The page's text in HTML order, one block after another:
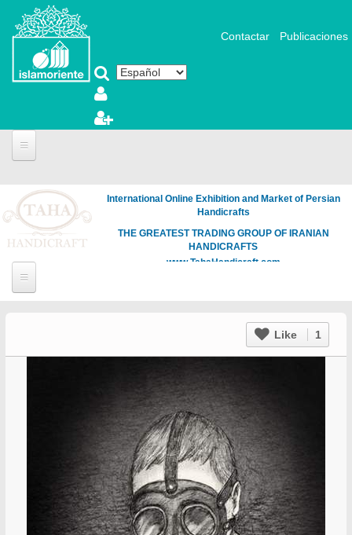
Pasar al contenido principal
Contactar Publicaciones
International Online Exhibition and Market of Persian
Handicrafts
THE GREATEST TRADING GROUP OF IRANIAN
HANDICRAFTS
www.TahaHandicraft.com
Like 1